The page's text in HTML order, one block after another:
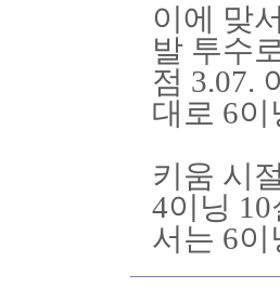
이에 맞
발 투수
점 3.07.
대로 6
키움 시
4이닝
서는 6